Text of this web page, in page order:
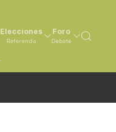
Elecciones
Referenda
Foro
Debate